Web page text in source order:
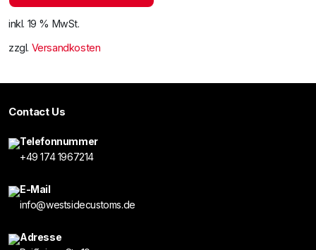
inkl. 19 % MwSt.
zzgl. Versandkosten
Contact Us
Telefonnummer
+49 174 1967214
E-Mail
info@westsidecustoms.de
Adresse